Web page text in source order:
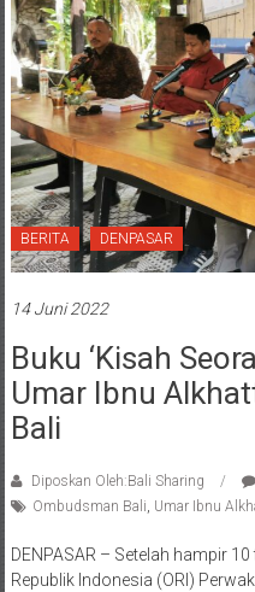
BERITA DENPASAR
14 Juni 2022
Buku ‘Kisah
Umar Ibnu
Bali
Diposkan Oleh:Bali Sharing
Ombudsman Bali, Umar Ibnu
DENPASAR – Setelah hampir
Republik Indonesia (ORI)